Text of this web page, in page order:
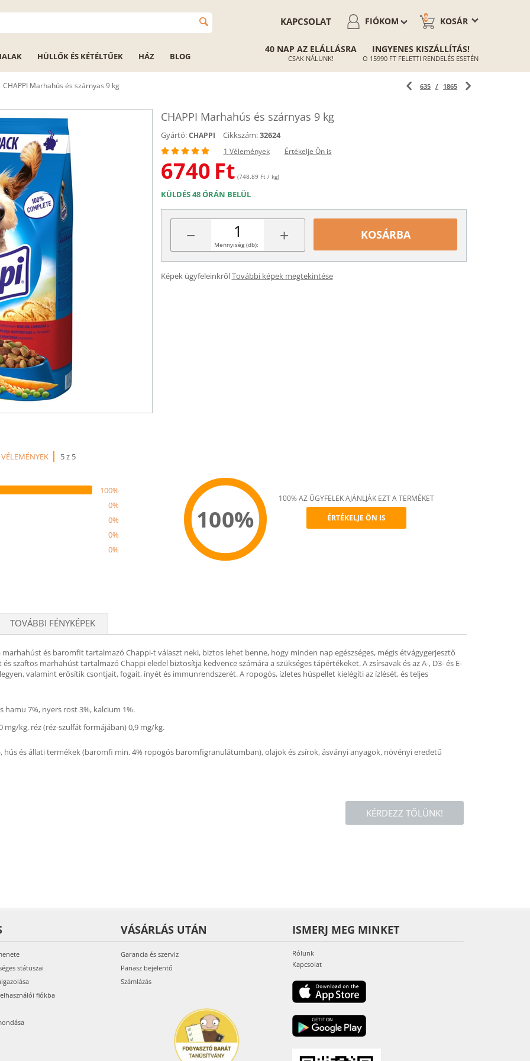
KOSÁR
0
FIÓKOM
KAPCSOLAT
HÜLLŐK ÉS KÉTÉLTŰEK HÁZ BLOG
40 NAP AZ ELÁLLÁSRA
CSAK NÁLUNK!
INGYENES KISZÁLLÍTÁS!
O 15990 FT FELETTI RENDELÉS ESETÉN
CHAPPI Marhahús és szárnyas 9 kg 635 / 1865
CHAPPI Marhahús és szárnyas 9 kg
Gyártó: CHAPPI Cikkszám:32624
1 Vélemények Értékelje Ön is
6740 Ft (748.89 Ft / kg)
KÜLDÉS 48 ÓRÁN BELÜL
− +
Mennyiség (db):
KOSÁRBA
Képek ügyfeleinkrőlTovábbi képek megtekintése
5 z 5
100%
0%
0%
0%
0%
100%
100% AZ ÜGYFELEK AJÁNLJÁK EZT A TERMÉKET
ÉRTÉKELJE ÖN IS
TOVÁBBI FÉNYKÉPEK
és baromfit tartalmazó Chappi-t választ neki, biztos lehet benne, hogy minden nap egészséges, mégis étvágygerjesztő
szaftos marhahúst tartalmazó Chappi eledel biztosítja kedvence számára a szükséges tápértékeket. A zsírsavak és az A-, D3- és E-
valamint erősítik csontjait, fogait, ínyét és immunrendszerét. A ropogós, ízletes húspellet kielégíti az ízlését, és teljes
hamu 7%, nyers rost 3%, kalcium 1%.
mg/kg, réz (réz-szulfát formájában) 0,9 mg/kg.
és állati termékek (baromfi min. 4% ropogós baromfigranulátumban), olajok és zsírok, ásványi anyagok, növényi eredetű
KÉRDEZZ TŐLÜNK!
státuszai
fiókba
VÁSÁRLÁS UTÁN
Garancia és szerviz
Panasz bejelentő
Számlázás
ISMERJ MEG MINKET
Rólunk
Kapcsolat